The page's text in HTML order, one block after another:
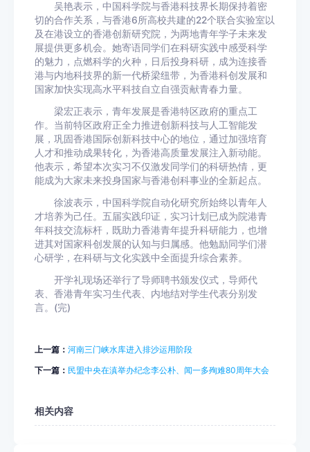
吴艳表示，中国科学院与香港科技界长期保持着密
切的合作关系，与香港6所高校共建的22个联合实验室以
及在港设立的香港创新研究院，为两地青年学子未来发
展提供更多机会。她寄语同学们在科研实践中感受科学
的魅力，点燃科学的火种，日后投身科研，成为连接香
港与内地科技界的新一代桥梁纽带，为香港科创发展和
国家加快实现高水平科技自立自强贡献青春力量。
梁宏正表示，青年发展是香港特区政府的重点工
作。当前特区政府正全力推进创新科技与人工智能发
展，巩固香港国际创新科技中心的地位，通过加强培育
人才和推动成果转化，为香港高质量发展注入新动能。
他表示，希望本次实习不仅激发同学们的科研热情，更
能成为大家未来投身国家与香港创科事业的全新起点。
徐波表示，中国科学院自动化研究所始终以青年人
才培养为己任。五届实践印证，实习计划已成为院港青
年科技交流标杆，既助力香港青年提升科研能力，也增
进其对国家科创发展的认知与归属感。他勉励同学们潜
心研学，在科研与文化实践中全面提升综合素养。
开学礼现场还举行了导师聘书颁发仪式，导师代
表、香港青年实习生代表、内地结对学生代表分别发
言。(完)
上一篇： 河南三门峡水库进入排沙运用阶段
下一篇： 民盟中央在滇举办纪念李公朴、闻一多殉难80周年大会
相关内容